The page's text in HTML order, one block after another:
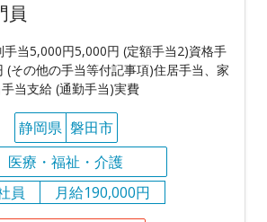
員
手当5,000円5,000円 (定額手当2)資格手
(その他の手当等付記事項)住居手当、家
当支給 (通勤手当)実費
静岡県 磐田市
医療・福祉・介護
員
月給190,000円